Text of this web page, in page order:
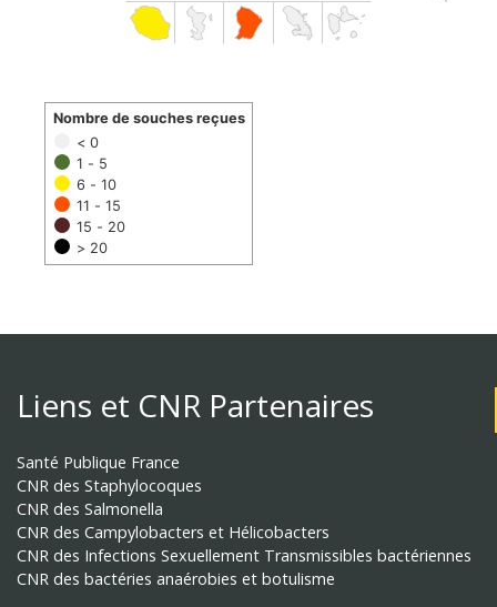
< 0
1 - 5
6 - 10
11 - 15
15 - 20
> 20
Nombre de souches reçues
Liens et CNR Partenaires
Santé Publique France
CNR des Staphylocoques
CNR des Salmonella
CNR des Campylobacters et Hélicobacters
CNR des Infections Sexuellement Transmissibles bactériennes
CNR des bactéries anaérobies et botulisme